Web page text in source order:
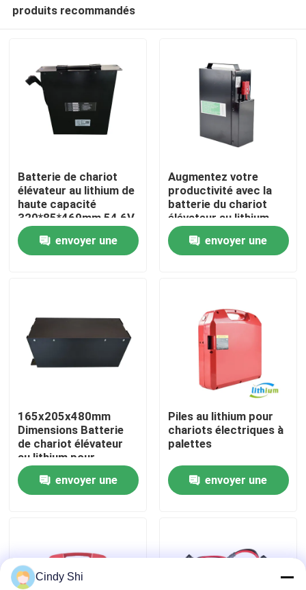
Maison
Produits
Visite d'usine
Contrôle de qualité
Demandez une citation
batterie au lithium de chariot élévateur
Lithium électrique Ion Battery de chariot élévateur
Batterie de camion de palette
produits recommandés
Batterie de chariot
élévateur au lithium de
haute capacité
320*85*469mm 54,6V
Longue durée de vie
envoyer une
Augmentez votre
productivité avec la
batterie du chariot
élévateur au lithium
envoyer une
165x205x480mm
Dimensions Batterie
de chariot élévateur
au lithium pour
applications lourdes
envoyer une
Piles au lithium pour
chariots électriques à
palettes
envoyer une
Cindy Shi